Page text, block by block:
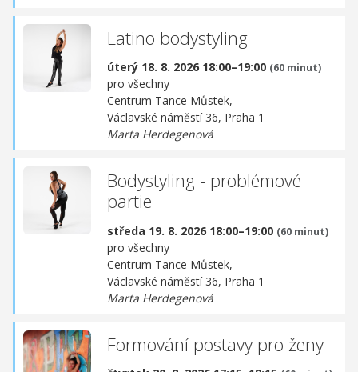
Latino bodystyling
úterý 18. 8. 2026 18:00–19:00 (60 minut)
pro všechny
Centrum Tance Můstek,
Václavské náměstí 36, Praha 1
Marta Herdegenová
Bodystyling - problémové
partie
středa 19. 8. 2026 18:00–19:00 (60 minut)
pro všechny
Centrum Tance Můstek,
Václavské náměstí 36, Praha 1
Marta Herdegenová
Formování postavy pro ženy